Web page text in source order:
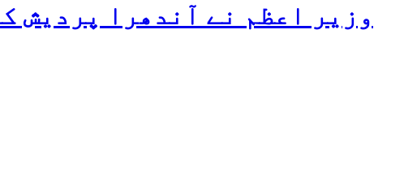
وزیر اعظم نے آندھرا پردیش